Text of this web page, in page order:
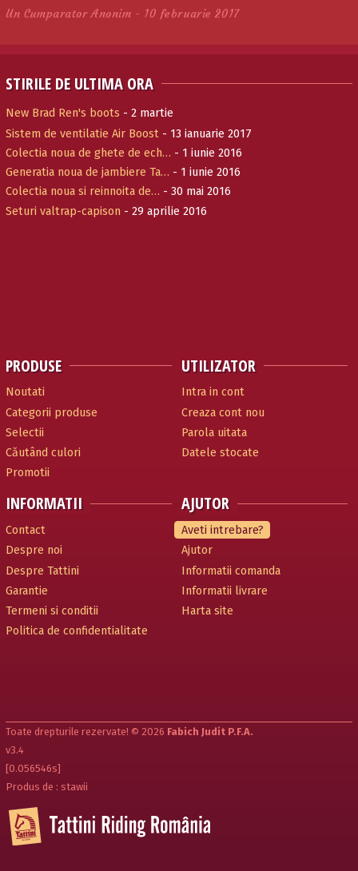
Un Cumparator Anonim - 10 februarie 2017
STIRILE DE ULTIMA ORA
New Brad Ren's boots - 2 martie
Sistem de ventilatie Air Boost - 13 ianuarie 2017
Colectia noua de ghete de ech… - 1 iunie 2016
Generatia noua de jambiere Ta… - 1 iunie 2016
Colectia noua si reinnoita de… - 30 mai 2016
Seturi valtrap-capison - 29 aprilie 2016
PRODUSE
Noutati
Categorii produse
Selectii
Căutând culori
Promotii
INFORMATII
Contact
Despre noi
Despre Tattini
Garantie
Termeni si conditii
Politica de confidentialitate
UTILIZATOR
Intra in cont
Creaza cont nou
Parola uitata
Datele stocate
AJUTOR
Aveti intrebare?
Ajutor
Informatii comanda
Informatii livrare
Harta site
Toate drepturile rezervate! © 2026 Fabich Judit P.F.A.
v3.4
[0.056546s]
Produs de : stawii